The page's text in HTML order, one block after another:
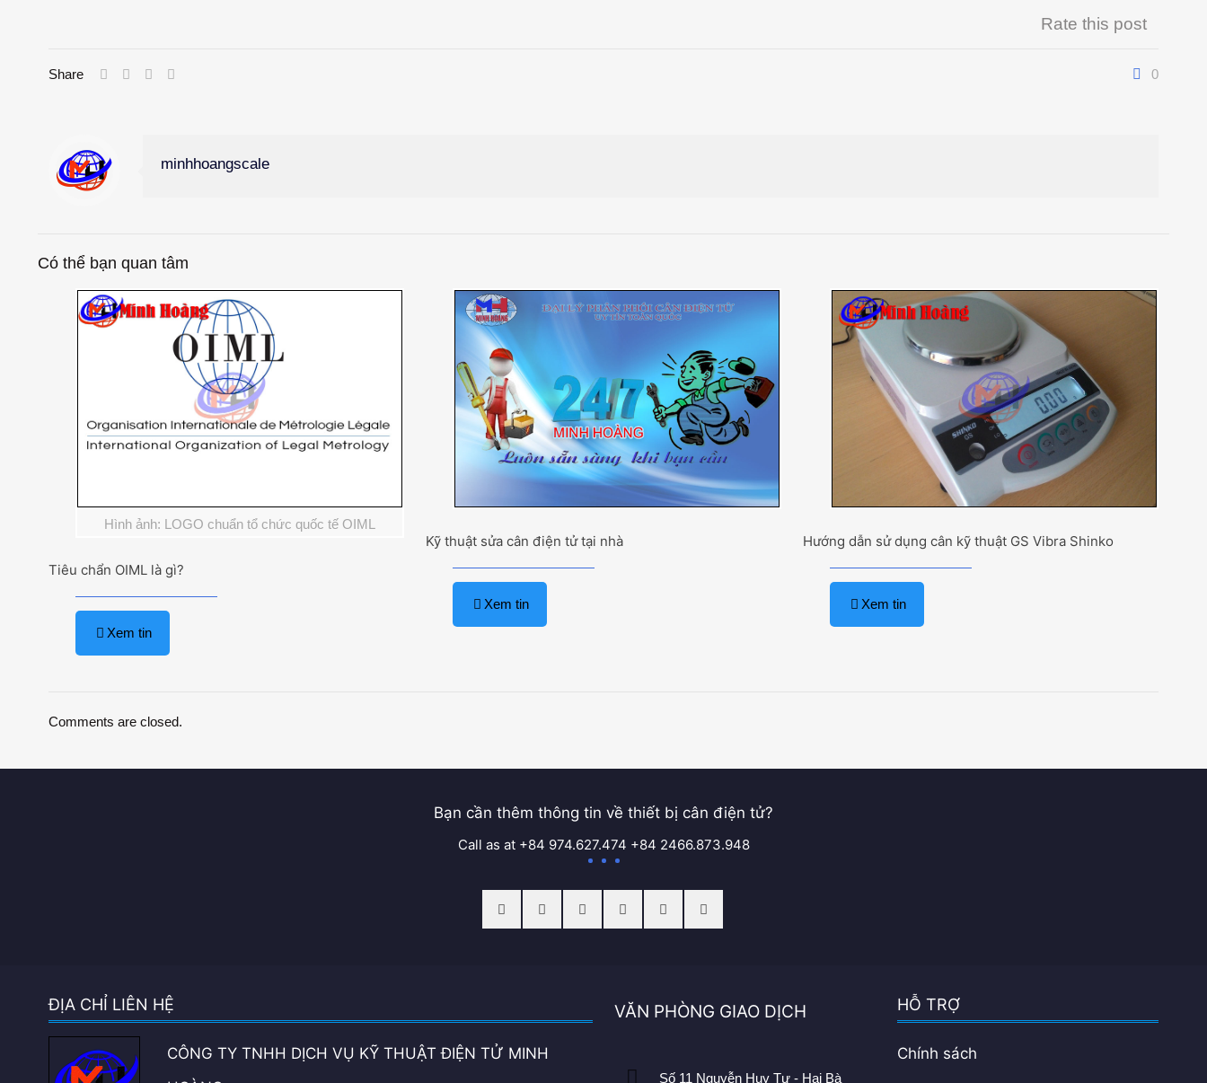
Rate this post
Share 0
minhhoangscale
Có thể bạn quan tâm
Hình ảnh: LOGO chuẩn tổ chức quốc tế OIML
Tiêu chẩn OIML là gì?
Xem tin
Kỹ thuật sửa cân điện tử tại nhà
Xem tin
Hướng dẫn sử dụng cân kỹ thuật GS Vibra Shinko
Xem tin
Comments are closed.
Bạn cần thêm thông tin về thiết bị cân điện tử?
Call as at +84 974.627.474 +84 2466.873.948
ĐỊA CHỈ LIÊN HỆ
CÔNG TY TNHH DỊCH VỤ KỸ THUẬT ĐIỆN TỬ MINH
VĂN PHÒNG GIAO DỊCH
Số 11 Nguyễn Huy Tự - Hai Bà
HỖ TRỢ
Chính sách